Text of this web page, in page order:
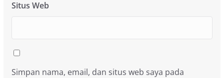
Situs Web
Simpan nama, email, dan situs web saya pada